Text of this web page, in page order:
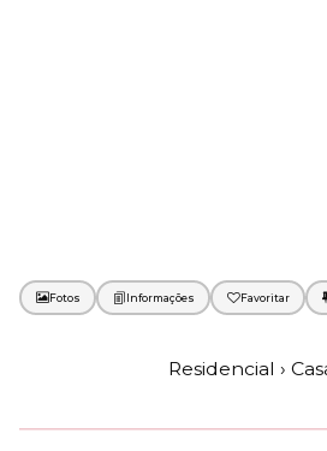
Fotos Favoritar
Residencial ›